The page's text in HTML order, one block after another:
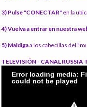
3) Pulse "CONECTAR" en la
4) Vuelva a entrar en nuestra
5) Maldigaa los cabecillas del
TELEVISIÓN - CANAL RUSSIA